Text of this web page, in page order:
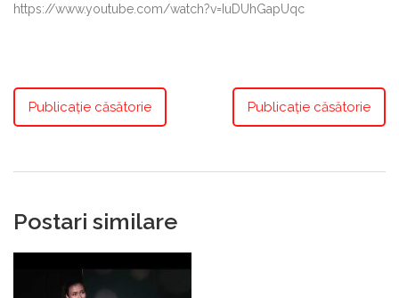
https://www.youtube.com/watch?v=IuDUhGapUqc
Publicație căsătorie Publicație căsătorie
Postari similare